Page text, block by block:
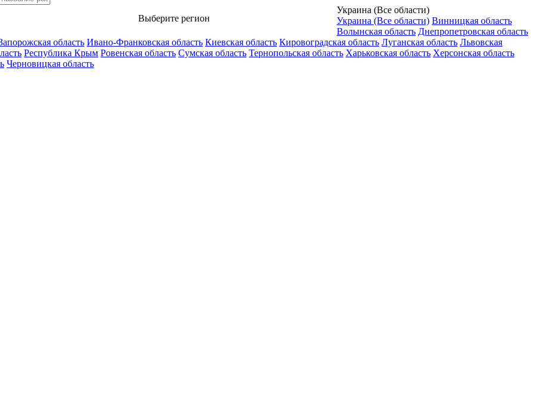
Выберите регион
Украина (Все области)
Украина (Все области) Винницкая область
Волынская область Днепропетровская область
область Ивано-Франковская область Киевская область Кировоградская область Луганская область Львовская
Республика Крым Ровенская область Сумская область Тернопольская область Харьковская область Херсонская область
Черновицкая область